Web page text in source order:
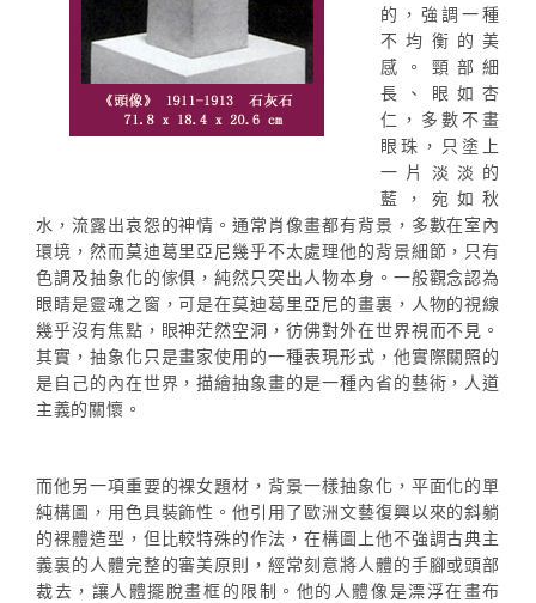
的，強調一種
不均衡的美
感。頸部細
長、眼如杏
仁，多數不畫
眼珠，只塗上
一片淡淡的
藍，宛如秋
水，流露出哀怨的神情。通常肖像畫都有背景，多數在室內
環境，然而莫迪葛里亞尼幾乎不太處理他的背景細節，只有
色調及抽象化的傢俱，純然只突出人物本身。一般觀念認為
眼睛是靈魂之窗，可是在莫迪葛里亞尼的畫裏，人物的視線
幾乎沒有焦點，眼神茫然空洞，彷佛對外在世界視而不見。
其實，抽象化只是畫家使用的一種表現形式，他實際關照的
是自己的內在世界，描繪抽象畫的是一種內省的藝術，人道
主義的關懷。
而他另一項重要的裸女題材，背景一樣抽象化，平面化的單
純構圖，用色具裝飾性。他引用了歐洲文藝復興以來的斜躺
的裸體造型，但比較特殊的作法，在構圖上他不強調古典主
義裏的人體完整的審美原則，經常刻意將人體的手腳或頭部
裁去，讓人體擺脫畫框的限制。他的人體像是漂浮在畫布